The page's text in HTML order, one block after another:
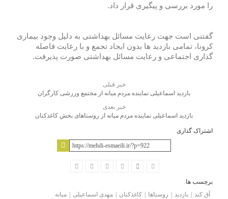
را مورد بررسی و پیگیری قرار داد.
️گفتنی است جهت رعایت مسائل بهداشتی به دلیل وجود بیماری
کرونا، تمامی بازدید ها بدون ایجاد تجمع و با رعایت فاصله
گذاری اجتماعی و رعایت مسائل بهداشتی صورت پذیرفت.
خبر قبلی
بازدید اسماعیلی نماینده مردم میانه از مجتمع ورزشی کارگران
خبر بعدی
بازدید اسماعیلی نماینده مردم میانه از روستاهای بخش کاغذکنان
اشتراک گذاری
برچسب ها
آق کند
بازدید روستاها کاغذکنان مهدی اسماعیلی
میانه